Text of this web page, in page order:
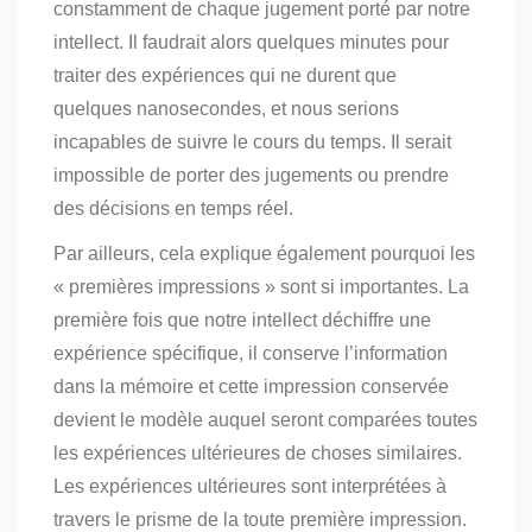
constamment de chaque jugement porté par notre
intellect. Il faudrait alors quelques minutes pour
traiter des expériences qui ne durent que
quelques nanosecondes, et nous serions
incapables de suivre le cours du temps.
Il serait
impossible de porter des jugements ou prendre
des décisions en temps réel.
Par ailleurs, cela explique également pourquoi les
« premières impressions » sont si importantes. La
première fois que notre intellect déchiffre une
expérience spécifique, il conserve l’information
dans la mémoire et cette impression conservée
devient le modèle auquel seront comparées toutes
les expériences ultérieures de choses similaires.
Les expériences ultérieures sont interprétées à
travers le prisme de la toute première impression.